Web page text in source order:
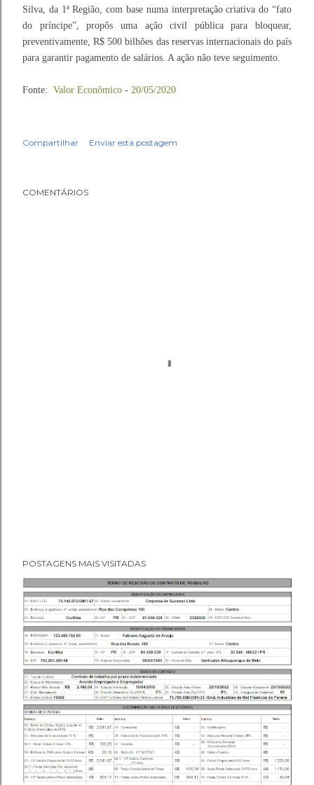
Silva, da 1ª Região, com base numa interpretação criativa do “fato
do príncipe”, propôs uma ação civil pública para bloquear,
preventivamente, R$ 500 bilhões das reservas internacionais do país
para garantir pagamento de salários. A ação não teve seguimento.
Fonte: Valor Econômico - 20/05/2020
Compartilhar Enviar esta postagem
COMENTÁRIOS
POSTAGENS MAIS VISITADAS